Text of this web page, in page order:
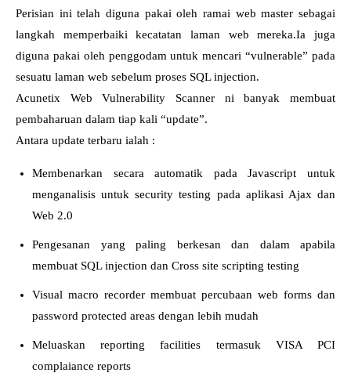
Perisian ini telah diguna pakai oleh ramai web master sebagai
langkah memperbaiki kecatatan laman web mereka.Ia juga
diguna pakai oleh penggodam untuk mencari “vulnerable” pada
sesuatu laman web sebelum proses SQL injection.
Acunetix Web Vulnerability Scanner ni banyak membuat
pembaharuan dalam tiap kali “update”.
Antara update terbaru ialah :
Membenarkan secara automatik pada Javascript untuk
menganalisis untuk security testing pada aplikasi Ajax dan
Web 2.0
Pengesanan yang paling berkesan dan dalam apabila
membuat SQL injection dan Cross site scripting testing
Visual macro recorder membuat percubaan web forms dan
password protected areas dengan lebih mudah
Meluaskan reporting facilities termasuk VISA PCI
complaiance reports